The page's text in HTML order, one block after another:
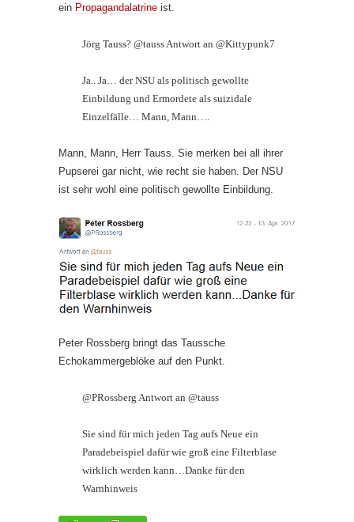
ein Propagandalatrine ist.
Jörg Tauss? @tauss Antwort an @Kittypunk7
Ja.. Ja… der NSU als politisch gewollte
Einbildung und Ermordete als suizidale
Einzelfälle… Mann, Mann….
Mann, Mann, Herr Tauss. Sie merken bei all ihrer
Pupserei gar nicht, wie recht sie haben. Der NSU
ist sehr wohl eine politisch gewollte Einbildung.
Peter Rossberg bringt das Taussche
Echokammergeblöke auf den Punkt.
@PRossberg Antwort an @tauss
Sie sind für mich jeden Tag aufs Neue ein
Paradebeispiel dafür wie groß eine Filterblase
wirklich werden kann…Danke für den
Warnhinweis